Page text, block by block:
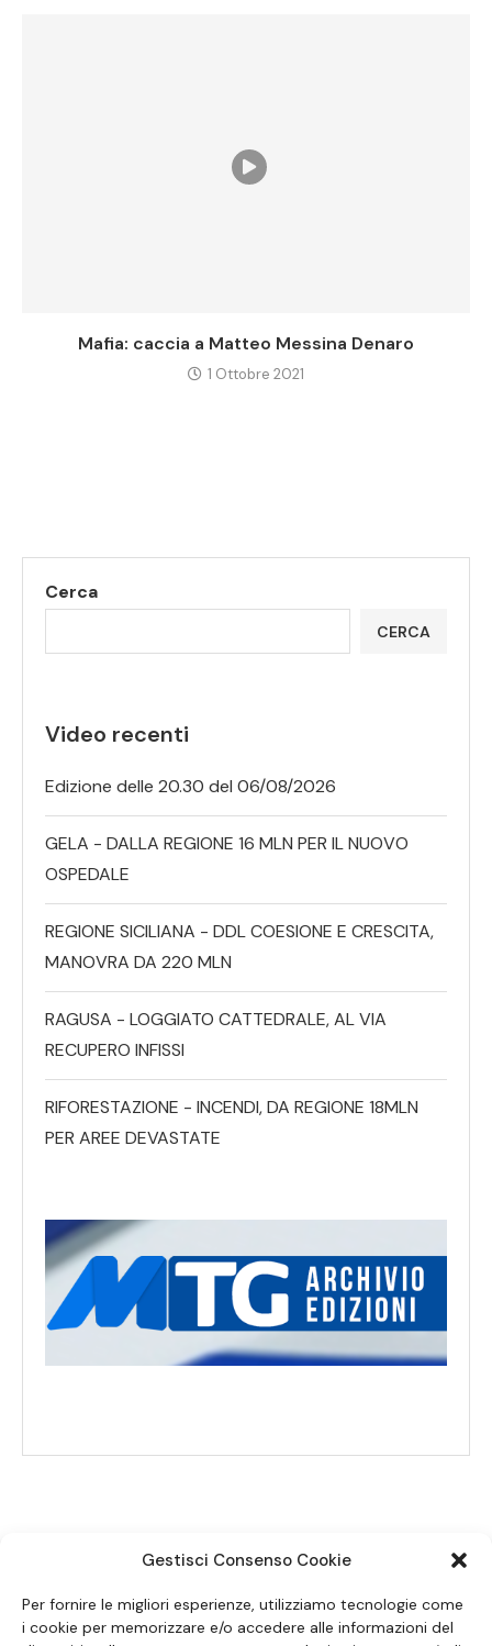
Gestisci Consenso Cookie
Per fornire le migliori esperienze, utilizziamo tecnologie come
i cookie per memorizzare e/o accedere alle informazioni del
Mafia: caccia a Matteo Messina Denaro
1 Ottobre 2021
Cerca
CERCA
Video recenti
Edizione delle 20.30 del 06/08/2026
GELA - DALLA REGIONE 16 MLN PER IL NUOVO
OSPEDALE
REGIONE SICILIANA - DDL COESIONE E CRESCITA,
MANOVRA DA 220 MLN
RAGUSA - LOGGIATO CATTEDRALE, AL VIA
RECUPERO INFISSI
RIFORESTAZIONE - INCENDI, DA REGIONE 18MLN
PER AREE DEVASTATE
SEGUICI SUI SOCIAL